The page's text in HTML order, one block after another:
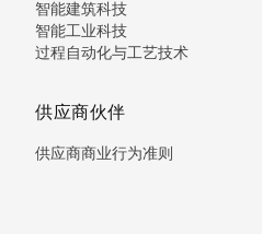
智能建筑科技
智能工业科技
过程自动化与工艺技术
供应商伙伴
供应商商业行为准则